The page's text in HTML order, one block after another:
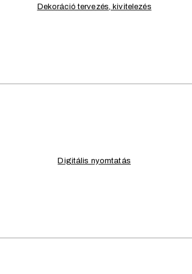
Dekoráció tervezés, kivitelezés
Digitális nyomtatás
FEDEZD FEL
régió